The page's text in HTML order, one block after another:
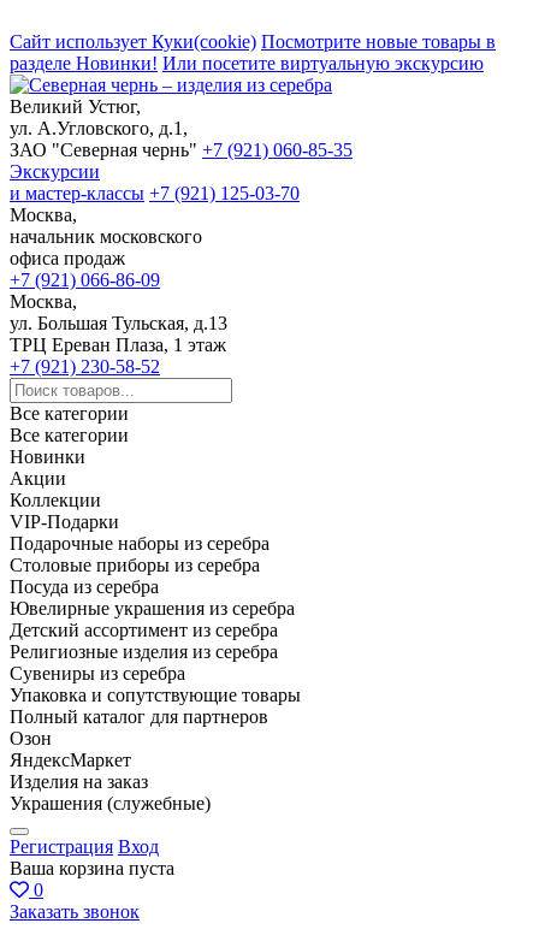
Сайт использует Куки(cookie) Посмотрите новые товары в
разделе Новинки! Или посетите виртуальную экскурсию
Великий Устюг,
ул. А.Угловского, д.1,
ЗАО "Северная чернь" +7 (921) 060-85-35
Экскурсии
и мастер-классы +7 (921) 125-03-70
Москва,
начальник московского
офиса продаж
+7 (921) 066-86-09
Москва,
ул. Большая Тульская, д.13
ТРЦ Ереван Плаза, 1 этаж
+7 (921) 230-58-52
Все категории
Все категории
Новинки
Акции
Коллекции
VIP-Подарки
Подарочные наборы из серебра
Столовые приборы из серебра
Посуда из серебра
Ювелирные украшения из серебра
Детский ассортимент из серебра
Религиозные изделия из серебра
Сувениры из серебра
Упаковка и сопутствующие товары
Полный каталог для партнеров
Озон
ЯндексМаркет
Изделия на заказ
Украшения (служебные)
Регистрация Вход
Ваша корзина пуста
0
Заказать звонок